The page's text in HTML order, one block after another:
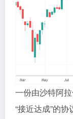
一份由沙特阿
“接近达成”的